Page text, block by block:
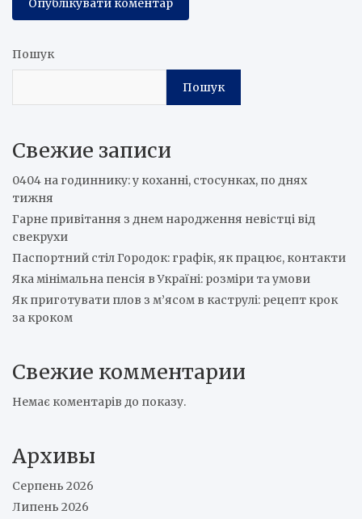
Пошук
Пошук
Свежие записи
0404 на годиннику: у коханні, стосунках, по днях
тижня
Гарне привітання з днем народження невістці від
свекрухи
Паспортний стіл Городок: графік, як працює, контакти
Яка мінімальна пенсія в Україні: розміри та умови
Як приготувати плов з м’ясом в каструлі: рецепт крок
за кроком
Свежие комментарии
Немає коментарів до показу.
Архивы
Серпень 2026
Липень 2026